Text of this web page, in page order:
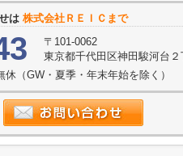
は 株式会社ＲＥＩＣまで
〒101-0062
東京都千代田区神田駿河台
（GW・夏季・年末年始を除く）